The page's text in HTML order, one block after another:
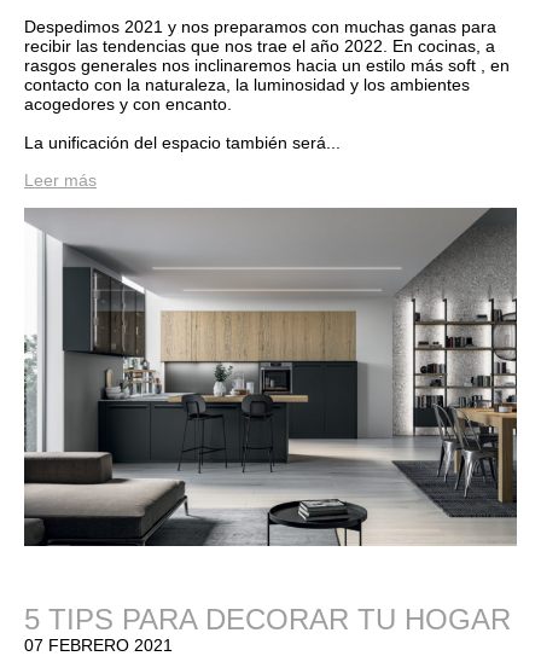
Despedimos 2021 y nos preparamos con muchas ganas para
recibir las tendencias que nos trae el año 2022. En cocinas, a
rasgos generales nos inclinaremos hacia un estilo más soft , en
contacto con la naturaleza, la luminosidad y los ambientes
acogedores y con encanto.
La unificación del espacio también será...
Leer más
5 TIPS PARA DECORAR TU HOGAR
07 FEBRERO 2021